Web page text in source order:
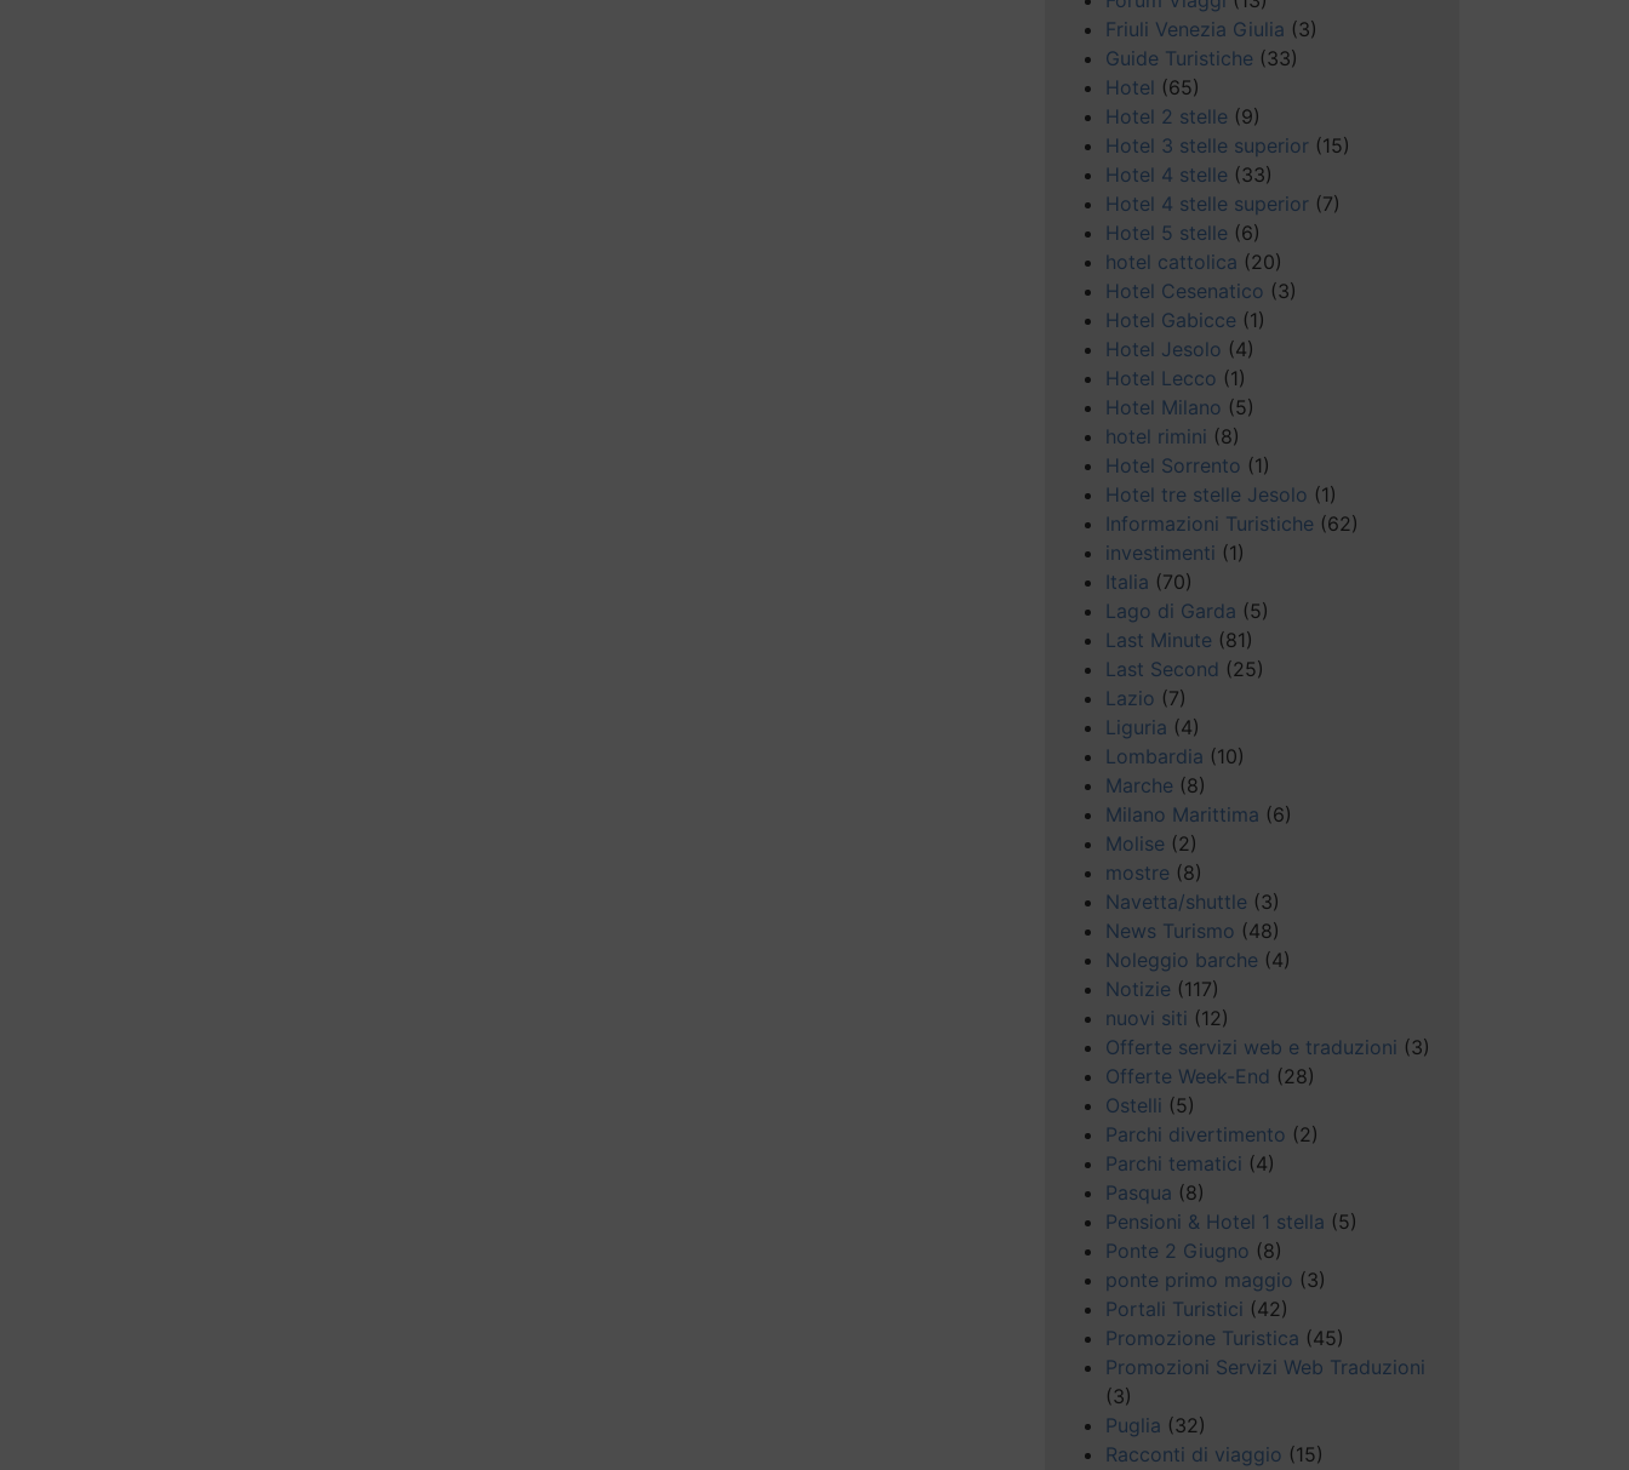
Friuli Venezia Giulia (3)
Guide Turistiche (33)
Hotel (65)
Hotel 2 stelle (9)
Hotel 3 stelle superior (15)
Hotel 4 stelle (33)
Hotel 4 stelle superior (7)
Hotel 5 stelle (6)
hotel cattolica (20)
Hotel Cesenatico (3)
Hotel Gabicce (1)
Hotel Jesolo (4)
Hotel Lecco (1)
Hotel Milano (5)
hotel rimini (8)
Hotel Sorrento (1)
Hotel tre stelle Jesolo (1)
Informazioni Turistiche (62)
investimenti (1)
Italia (70)
Lago di Garda (5)
Last Minute (81)
Last Second (25)
Lazio (7)
Liguria (4)
Lombardia (10)
Marche (8)
Milano Marittima (6)
Molise (2)
mostre (8)
Navetta/shuttle (3)
News Turismo (48)
Noleggio barche (4)
Notizie (117)
nuovi siti (12)
Offerte servizi web e traduzioni (3)
Offerte Week-End (28)
Ostelli (5)
Parchi divertimento (2)
Parchi tematici (4)
Pasqua (8)
Pensioni & Hotel 1 stella (5)
Ponte 2 Giugno (8)
ponte primo maggio (3)
Portali Turistici (42)
Promozione Turistica (45)
Promozioni Servizi Web Traduzioni
(3)
Puglia (32)
Racconti di viaggio (15)